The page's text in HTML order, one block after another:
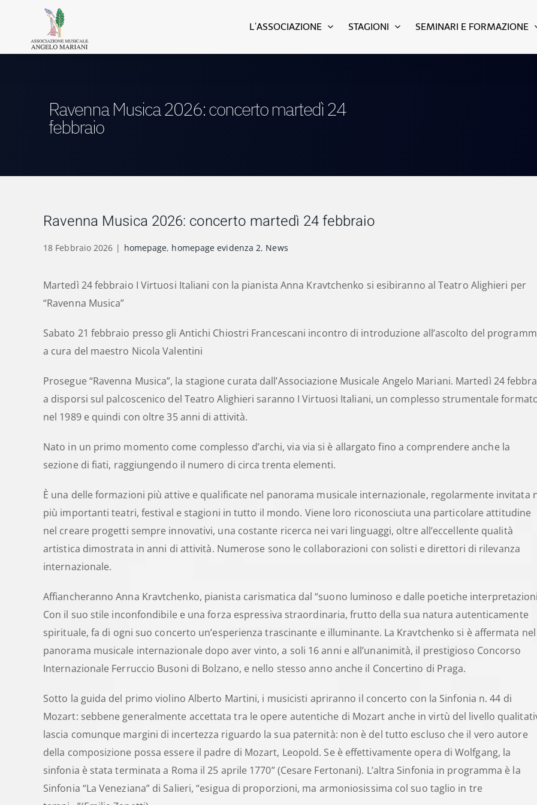
contenuto
L’ASSOCIAZIONE STAGIONI SEMINARI E FORMAZIONE
Ravenna Musica 2026: concerto martedì 24
febbraio
Ravenna Musica 2026: concerto martedì 24 febbraio
18 Febbraio 2026 | homepage, homepage evidenza 2, News
Martedì 24 febbraio I Virtuosi Italiani con la pianista Anna Kravtchenko si esibiranno al Teatro Alighieri per
“Ravenna Musica”
Sabato 21 febbraio presso gli Antichi Chiostri Francescani incontro di introduzione all’ascolto del
a cura del maestro Nicola Valentini
Prosegue “Ravenna Musica”, la stagione curata dall’Associazione Musicale Angelo Mariani. Martedì 24
a disporsi sul palcoscenico del Teatro Alighieri saranno I Virtuosi Italiani, un complesso strumentale
nel 1989 e quindi con oltre 35 anni di attività.
Nato in un primo momento come complesso d’archi, via via si è allargato fino a comprendere anche la
sezione di fiati, raggiungendo il numero di circa trenta elementi.
È una delle formazioni più attive e qualificate nel panorama musicale internazionale, regolarmente invitata
più importanti teatri, festival e stagioni in tutto il mondo. Viene loro riconosciuta una particolare attitudine
nel creare progetti sempre innovativi, una costante ricerca nei vari linguaggi, oltre all’eccellente qualità
artistica dimostrata in anni di attività. Numerose sono le collaborazioni con solisti e direttori di rilevanza
internazionale.
Affiancheranno Anna Kravtchenko, pianista carismatica dal “suono luminoso e dalle poetiche
Con il suo stile inconfondibile e una forza espressiva straordinaria, frutto della sua natura autenticamente
spirituale, fa di ogni suo concerto un’esperienza trascinante e illuminante. La Kravtchenko si è affermata nel
panorama musicale internazionale dopo aver vinto, a soli 16 anni e all’unanimità, il prestigioso Concorso
Internazionale Ferruccio Busoni di Bolzano, e nello stesso anno anche il Concertino di Praga.
Sotto la guida del primo violino Alberto Martini, i musicisti apriranno il concerto con la Sinfonia n. 44 di
Mozart: sebbene generalmente accettata tra le opere autentiche di Mozart anche in virtù del livello
lascia comunque margini di incertezza riguardo la sua paternità: non è del tutto escluso che il vero autore
della composizione possa essere il padre di Mozart, Leopold. Se è effettivamente opera di Wolfgang, la
sinfonia è stata terminata a Roma il 25 aprile 1770” (Cesare Fertonani). L’altra Sinfonia in programma è la
Sinfonia “La Veneziana” di Salieri, “esigua di proporzioni, ma armoniosissima col suo taglio in tre